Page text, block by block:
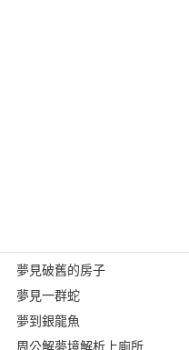
夢見破舊的房子
夢見一群蛇
夢到銀龍魚
周公解夢境解析上廁所